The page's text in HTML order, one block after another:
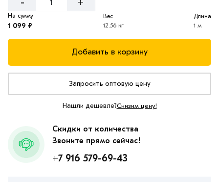
+
На сумму
1 099 ₽
Вес
12.56 кг
Длина
1 м
Добавить в корзину
Запросить оптовую цену
Нашли дешевле?Снизим цену!
Скидки от количества
Звоните прямо сейчас!
+7 916 579-69-43